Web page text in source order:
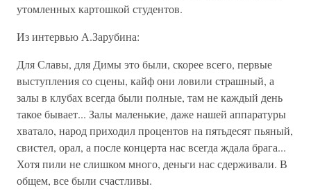
утомленных картошкой студентов.
Из интервью А.Зарубина:
Для Славы, для Димы это были, скорее всего, первые
выступления со сцены, кайф они ловили страшный, а
залы в клубах всегда были полные, там не каждый день
такое бывает... Залы маленькие, даже нашей аппаратуры
хватало, народ приходил процентов на пятьдесят пьяный,
свистел, орал, а после концерта нас всегда ждала брага...
Хотя пили не слишком много, деньги нас сдерживали. В
общем, все были счастливы.